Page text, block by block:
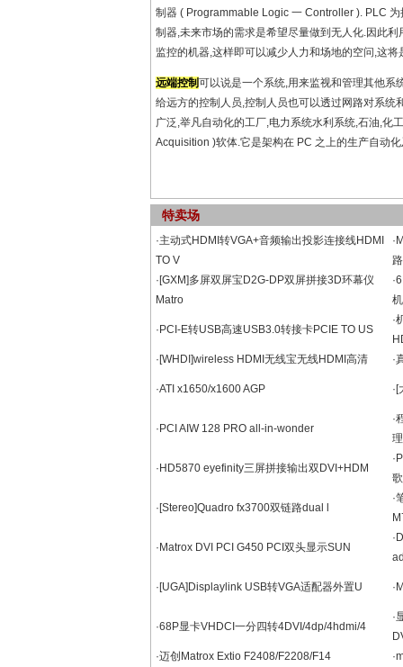
制器 ( Programmable Logic 一 Controller ). PLC
制器,未来市场的需求是希望尽量做到无人化.因此
监控的机器,这样即可以减少人力和场地的空问,这将
远端控制可以说是一个系统,用来监视和管理其他系
给远方的控制人员,控制人员也可以透过网路对系统
广泛,举凡自动化的工厂,电力系统水利系统,石油,化
Acquisition )软体.它是架构在 PC 之上的生产自动
特卖场
·主动式HDMI转VGA+音频输出投影连接线HDMI
TO V
路
·[GXM]多屏双屏宝D2G-DP双屏拼接3D环幕仪
Matro
·PCI-E转USB高速USB3.0转接卡PCIE TO US
·
·[WHDI]wireless HDMI无线宝无线HDMI高清
·
·ATI x1650/x1600 AGP
·PCI AIW 128 PRO all-in-wonder
·
·HD5870 eyefinity三屏拼接输出双DVI+HDM
·[Stereo]Quadro fx3700双链路dual l
·
·Matrox DVI PCI G450 PCI双头显示SUN
·[UGA]Displaylink USB转VGA适配器外置U
·68P显卡VHDCI一分四转4DVI/4dp/4hdmi/4
·
·迈创Matrox Extio F2408/F2208/F14